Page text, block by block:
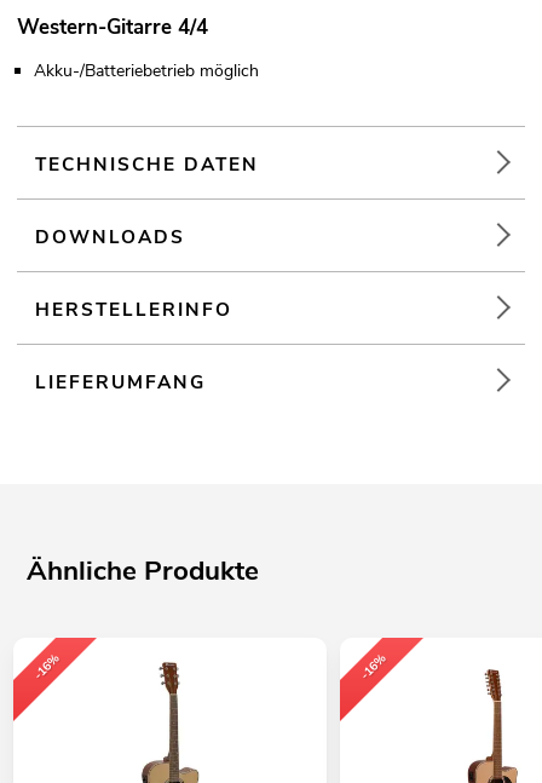
Western-Gitarre 4/4
Akku-/Batteriebetrieb möglich
TECHNISCHE DATEN
DOWNLOADS
HERSTELLERINFO
LIEFERUMFANG
Ähnliche Produkte
-16% -16%